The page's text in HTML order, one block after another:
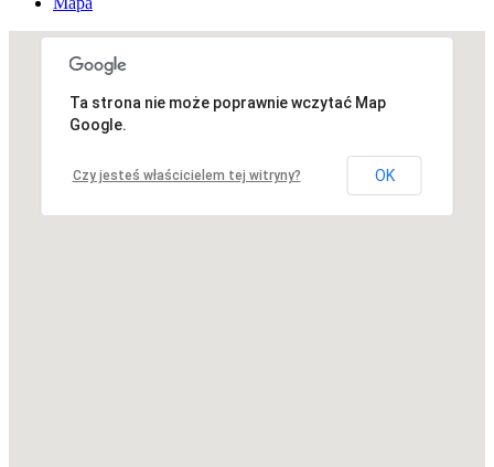
Niestety, adres nie został znaleziony.
Ta strona nie może poprawnie wczytać Map
Google.
Czy jesteś właścicielem tej witryny? OK